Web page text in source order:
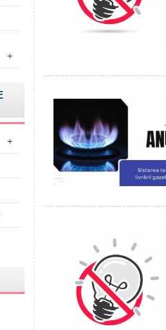
+
+